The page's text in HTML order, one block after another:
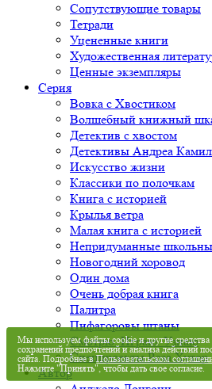
Сопутствующие товары
Тетради
Уцененные книги
Художественная
Ценные экземпляры
Серия
Вовка с Хвостиком
Волшебный книжный
Детектив с хвостом
Детективы Андреа
Искусство жизни
Классики по полочкам
Книга с историей
Крылья ветра
Малая книга с историей
Непридуманные
Новогодний хоровод
Один дома
Очень добрая книга
Палитра
Пифагоровы штаны
Смотрю. Играю. Узнаю
Спецпроекты Роза Хутор
Автор
Мы используем файлы cookie и другие средства
сохранений предпочтений и анализа действий
сайта. Подробнее вПользовательском
Нажмите "Принять", чтобы дать свое согласие.